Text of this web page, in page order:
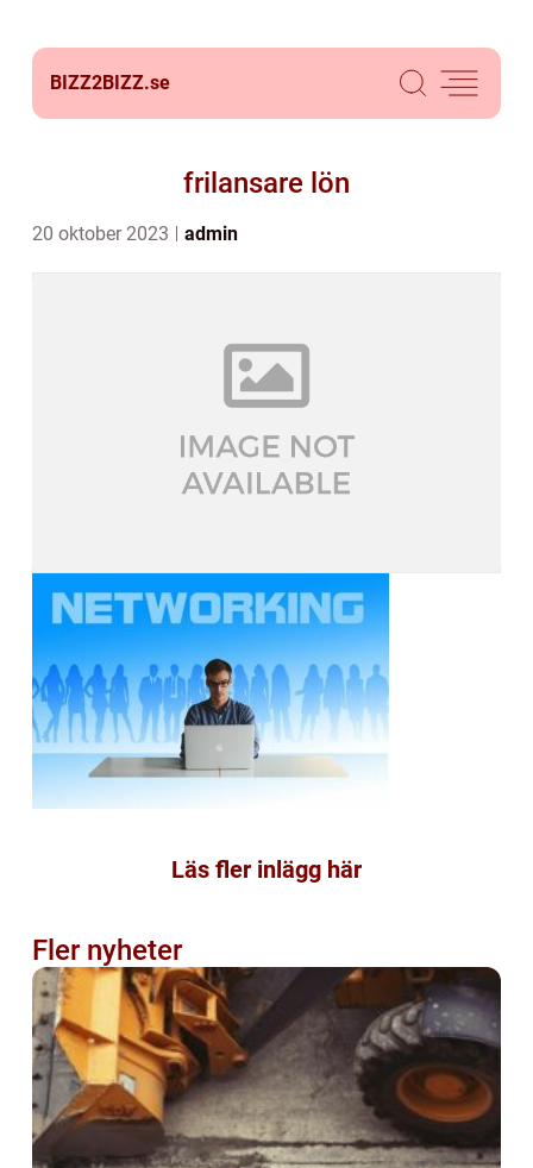
BIZZ2BIZZ.se
frilansare lön
20 oktober 2023 admin
Läs fler inlägg här
Fler nyheter